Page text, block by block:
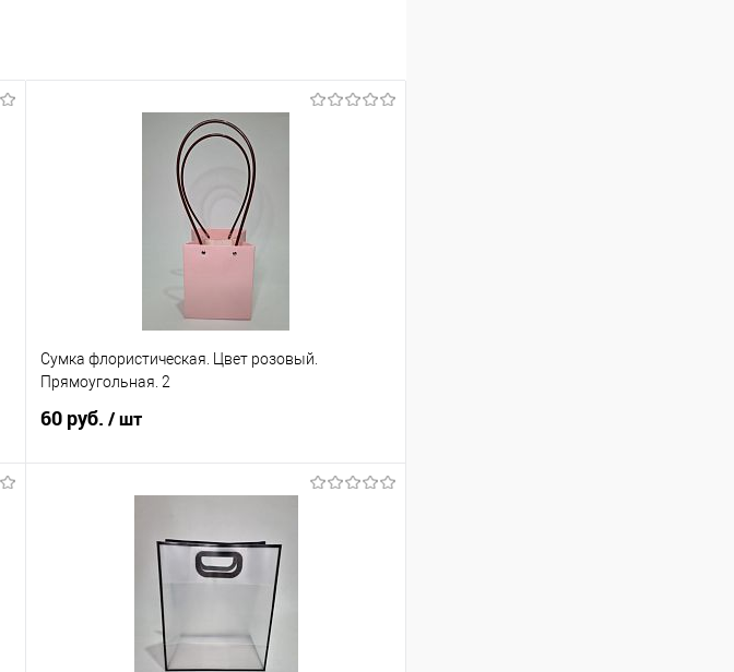
Сумка флористическая. Цвет розовый.
Прямоугольная. 2
60 руб. / шт
Купить в 1 клик
Сравнение
В наличии